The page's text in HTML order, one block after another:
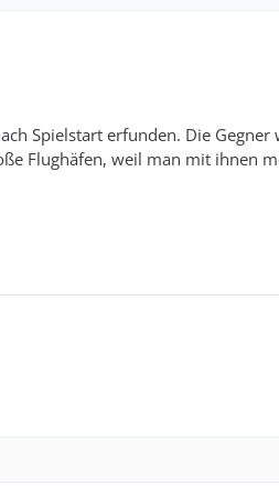
Spielstart erfunden. Die
Flughäfen, weil man mit ihnen